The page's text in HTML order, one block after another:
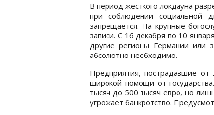
В период жесткого локдауна
при соблюдении социальной
запрещается. На крупные
записи. С 16 декабря по 10
другие регионы Германии или
абсолютно необходимо.
Предприятия, пострадавшие от
широкой помощи от
тысяч до 500 тысяч евро, но
угрожает банкротство.